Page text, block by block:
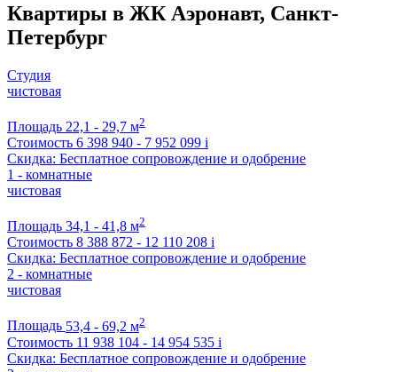
Квартиры в ЖК Аэронавт, Санкт-
Петербург
Студия
чистовая
Площадь 22,1 - 29,7 м2
Стоимость 6 398 940 - 7 952 099 i
Скидка: Бесплатное сопровождение и одобрение
1 - комнатные
чистовая
Площадь 34,1 - 41,8 м2
Стоимость 8 388 872 - 12 110 208 i
Скидка: Бесплатное сопровождение и одобрение
2 - комнатные
чистовая
Площадь 53,4 - 69,2 м2
Стоимость 11 938 104 - 14 954 535 i
Скидка: Бесплатное сопровождение и одобрение